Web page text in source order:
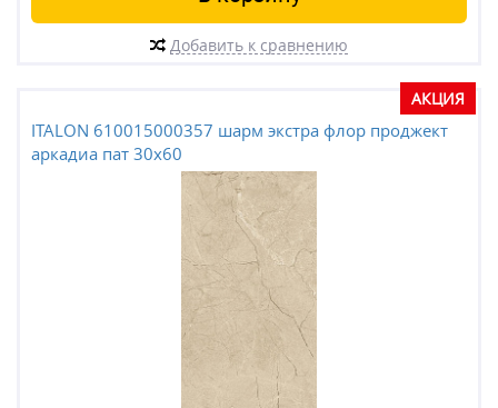
Добавить к сравнению
АКЦИЯ
ITALON 610015000357 шарм экстра флор проджект
аркадиа пат 30x60